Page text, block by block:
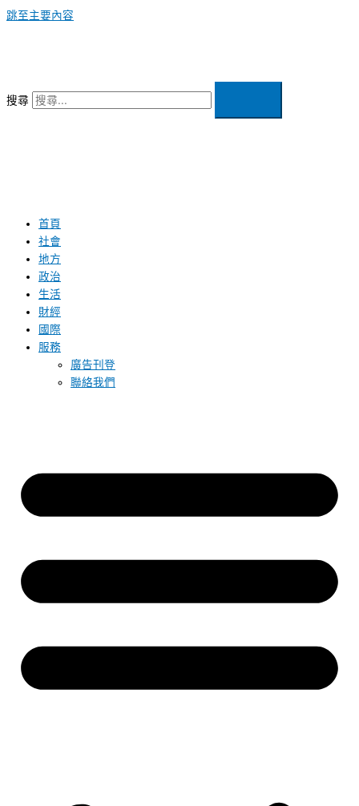
跳至主要內容
搜尋
首頁
社會
地方
政治
生活
財經
國際
服務
廣告刊登
聯絡我們